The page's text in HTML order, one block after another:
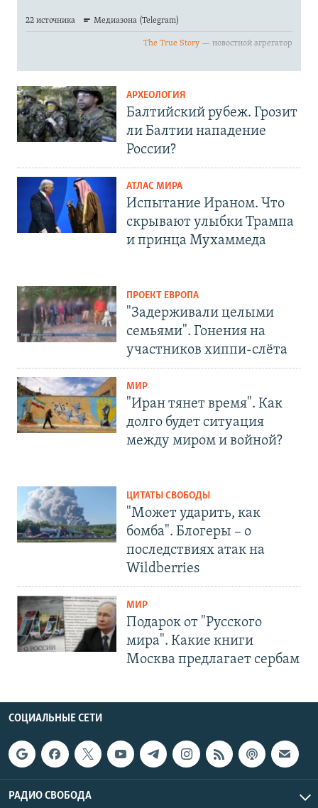
АРХЕОЛОГИЯ
Балтийский рубеж. Грозит
ли Балтии нападение
России?
АТЛАС МИРА
Испытание Ираном. Что
скрывают улыбки Трампа
и принца Мухаммеда
ПРОЕКТ ЕВРОПА
"Задерживали целыми
семьями". Гонения на
участников хиппи-слёта
МИР
"Иран тянет время". Как
долго будет ситуация
между миром и войной?
ЦИТАТЫ СВОБОДЫ
"Может ударить, как
бомба". Блогеры – о
последствиях атак на
Wildberries
МИР
Подарок от "Русского
мира". Какие книги
Москва предлагает сербам
СОЦИАЛЬНЫЕ СЕТИ
РАДИО СВОБОДА